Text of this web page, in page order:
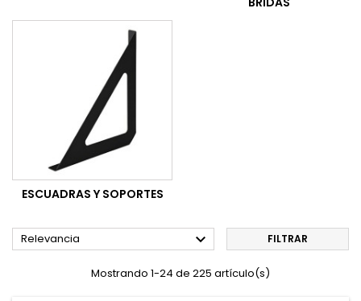
ESCUADRAS Y SOPORTES
Relevancia  FILTRAR
Mostrando 1-24 de 225 artículo(s)